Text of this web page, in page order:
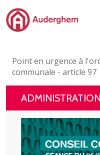
Passer au contenu
Événements et vie
eGuichet
Vivre à Auderghem
En 1 clic
Point en urgence à
communale - article 97